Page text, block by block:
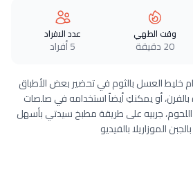
وقت الطهي
20 دقيقة
عدد الافراد
5 أفراد
خليط العسل بالثوم في تحضير بعض الأطباق
أو يمكنكِ أيضاً استخدامه في صلصات
اللحوم، جربيه على طريقة مطبخ سيدتي بأسهل
الموزاريلا بالفيديو